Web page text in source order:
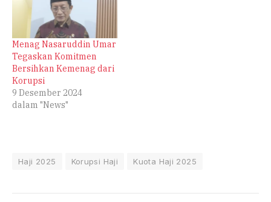
Menag Nasaruddin Umar
Tegaskan Komitmen
Bersihkan Kemenag dari
Korupsi
9 Desember 2024
dalam "News"
Haji 2025 Korupsi Haji Kuota Haji 2025